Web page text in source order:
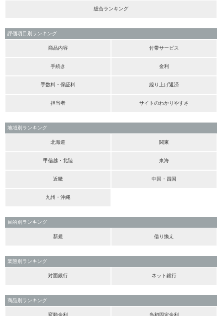
総合ランキング
評価項目別ランキング
商品内容 付帯サービス
手続き 金利
手数料・保証料 繰り上げ返済
担当者 サイトのわかりやすさ
地域別ランキング
北海道 関東
甲信越・北陸 東海
近畿 中国・四国
九州・沖縄
目的別ランキング
新規 借り換え
業態別ランキング
対面銀行 ネット銀行
商品別ランキング
変動金利 当初固定金利